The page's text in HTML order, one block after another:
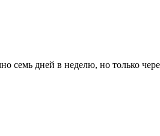
семь дней в неделю, но только